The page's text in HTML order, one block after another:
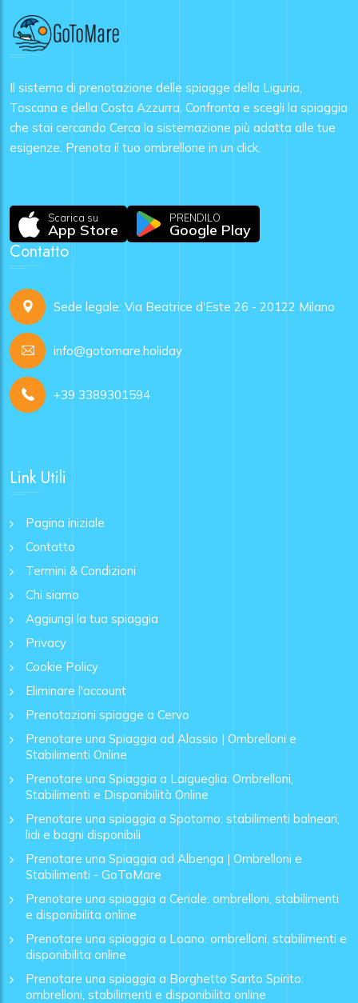
Il sistema di prenotazione delle spiagge della Liguria,
Toscana e della Costa Azzurra. Confronta e scegli la spiaggia
che stai cercando Cerca la sistemazione più adatta alle tue
esigenze. Prenota il tuo ombrellone in un click.
Scarica su
App Store
PRENDILO
Google Play
Contatto
Sede legale: Via Beatrice d'Este 26 - 20122 Milano
info@gotomare.holiday
+39 3389301594
Link Utili
Pagina iniziale
Contatto
Termini & Condizioni
Chi siamo
Aggiungi la tua spiaggia
Privacy
Cookie Policy
Eliminare l'account
Prenotazioni spiagge a Cervo
Prenotare una Spiaggia ad Alassio | Ombrelloni e
Stabilimenti Online
Prenotare una Spiaggia a Laigueglia: Ombrelloni,
Stabilimenti e Disponibilità Online
Prenotare una spiaggia a Spotorno: stabilimenti balneari,
lidi e bagni disponibili
Prenotare una Spiaggia ad Albenga | Ombrelloni e
Stabilimenti - GoToMare
Prenotare una spiaggia a Ceriale: ombrelloni, stabilimenti
e disponibilita online
Prenotare una spiaggia a Loano: ombrelloni, stabilimenti e
disponibilita online
Prenotare una spiaggia a Borghetto Santo Spirito:
ombrelloni, stabilimenti e disponibilita online